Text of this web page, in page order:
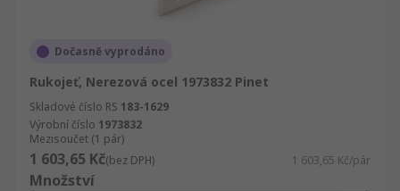
Dočasně vyprodáno
Rukojeť, Nerezová ocel 1973832 Pinet
Skladové číslo RS 183-1629
Výrobní číslo 1973832
Mezisoučet (1 pár)
1 603,65 Kč(bez DPH) 1 603,65 Kč/pár
Množství